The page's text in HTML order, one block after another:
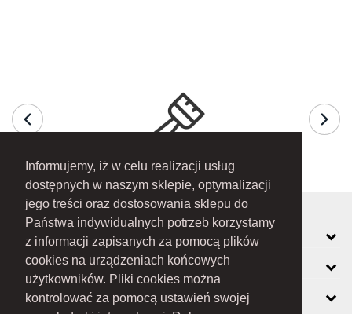
Informujemy, iż w celu realizacji usług
dostępnych w naszym sklepie, optymalizacji
jego treści oraz dostosowania sklepu do
Państwa indywidualnych potrzeb korzystamy
z informacji zapisanych za pomocą plików
cookies na urządzeniach końcowych
użytkowników. Pliki cookies można
kontrolować za pomocą ustawień swojej
MOJE KONTO
INFORMACJE
O FIRMIE